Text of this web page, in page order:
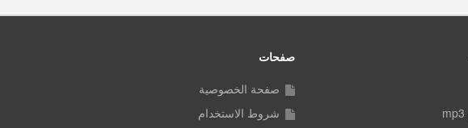
صفحات
صفحة الخصوصية
شروط الاستخدام